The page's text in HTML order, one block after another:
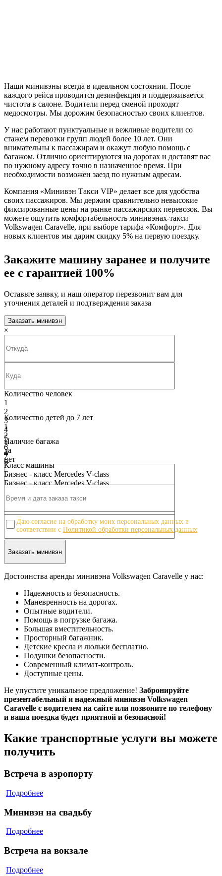
Наши минивэны всегда в идеальном состоянии. После
каждого рейса проводится дезинфекция и поддерживается
чистота в салоне. Водители перед сменой проходят
медосмотры. Мы дорожим безопасностью своих клиентов.
У нас работают пунктуальные и вежливые водители со
стажем перевозки групп людей более 10 лет. Они
внимательны к пассажирам и окажут любую помощь с
багажом. Отлично ориентируются на дорогах и доставят вас
по нужному адресу точно в назначенное время. При
необходимости возможен заезд по нужным адресам.
Компания «Минивэн Такси VIP» делает все для удобства
своих пассажиров. Мы держим сравнительно невысокие
фиксированные цены на рынке пассажирских перевозок. Вы
можете ощутить комфортабельность минивэнах-такси
Volkswagen Caravelle, при выборе тарифа «Комфорт». Для
новых клиентов мы дарим скидку 5% на первую поездку.
Закажите машину заранее и получите
ее с гарантией 100%
Оставьте заявку, и наш оператор перезвонит вам для
уточнения деталей и подтверждения заказа
Заказать минивэн
×
Количество человек
1
2
3
4
5
6
7
8
9
10
Количество детей до 7 лет
1
2
3
4
5
6
7
9
Наличие багажа
да
нет
Класс машины
Бизнес - класс Mercedes V-class
Бизнес - класс Mercedes V-class
Даю согласие на обработку моих персональных данных в
соответствии с Политикой обработки персональных данных
Достоинства аренды минивэна Volkswagen Caravelle у нас:
Надежность и безопасность.
Маневренность на дорогах.
Опытные водители.
Помощь в погрузке багажа.
Большая вместительность.
Просторный багажник.
Детские кресла и люльки бесплатно.
Подушки безопасности.
Современный климат-контроль.
Доступные цены.
Не упустите уникальное предложение! Забронируйте
презентабельный и надежный минивэн Volkswagen
Caravelle с водителем на сайте или позвоните по телефону
и ваша поездка будет приятной и безопасной!
Какие транспортные услуги вы можете
получить
Встреча в аэропорту
Подробнее
Минивэн на свадьбу
Подробнее
Встреча на вокзале
Подробнее